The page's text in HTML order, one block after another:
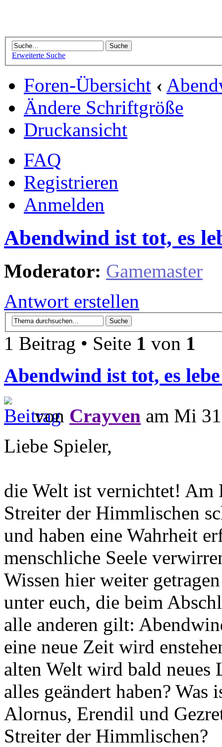
Erweiterte Suche
Foren-Übersicht ‹
Ändere Schriftgröße
Druckansicht
FAQ
Registrieren
Anmelden
Abendwind ist tot, es
Moderator: Gamemaster
Antwort erstellen
1 Beitrag • Seite 1 von 1
Abendwind ist tot, es
von Crayven am Mi
Liebe Spieler,
die Welt ist vernichtet! Am
Streiter der Himmlischen
und haben eine Wahrheit
menschliche Seele
Wissen hier weiter
unter euch, die beim
alle anderen gilt:
eine neue Zeit wird
alten Welt wird bald neues
alles geändert haben?
Alornus, Erendil und
Streiter der Himmlischen?